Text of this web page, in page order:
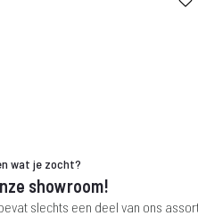
wat je zocht?
showroom!
slechts een deel van ons